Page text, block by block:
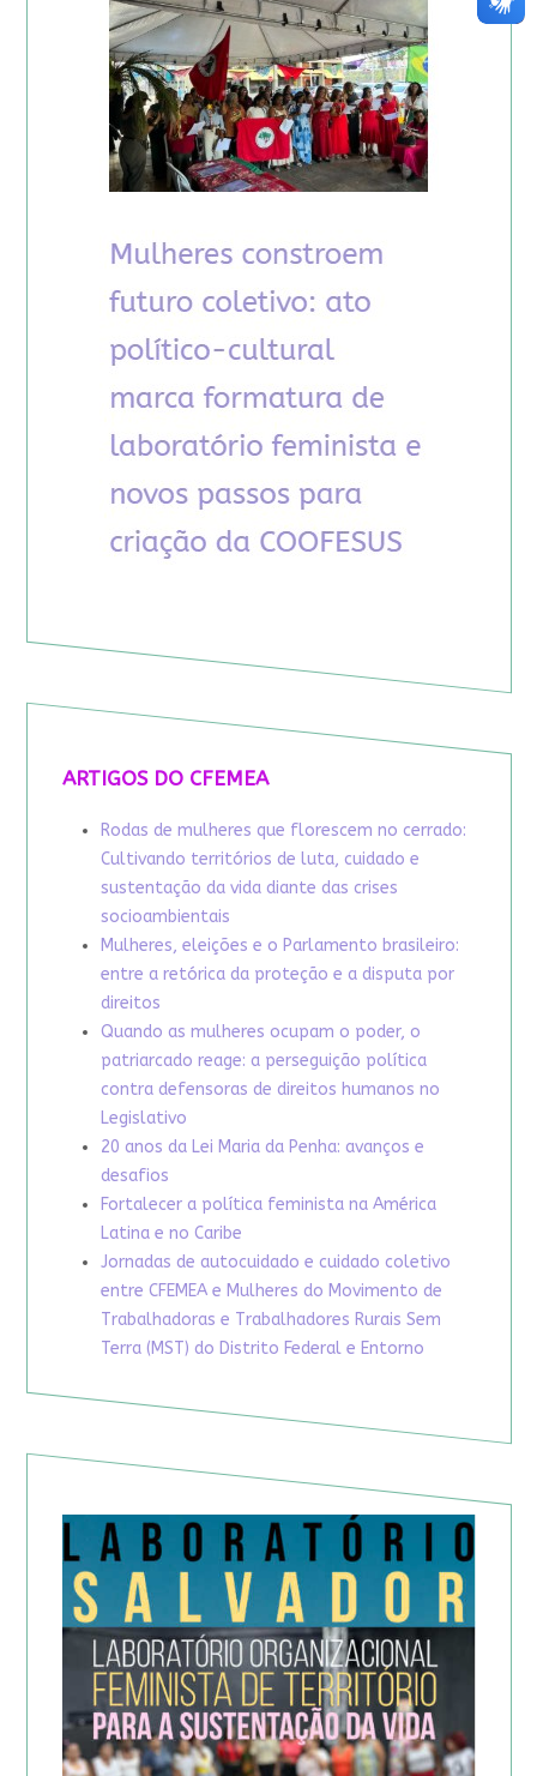
ARTIGOS DO CFEMEA
Rodas de mulheres que florescem no cerrado:
Cultivando territórios de luta, cuidado e
sustentação da vida diante das crises
socioambientais
Mulheres, eleições e o Parlamento brasileiro:
entre a retórica da proteção e a disputa por
direitos
Quando as mulheres ocupam o poder, o
patriarcado reage: a perseguição política
contra defensoras de direitos humanos no
Legislativo
20 anos da Lei Maria da Penha: avanços e
desafios
Fortalecer a política feminista na América
Latina e no Caribe
Jornadas de autocuidado e cuidado coletivo
entre CFEMEA e Mulheres do Movimento de
Trabalhadoras e Trabalhadores Rurais Sem
Terra (MST) do Distrito Federal e Entorno